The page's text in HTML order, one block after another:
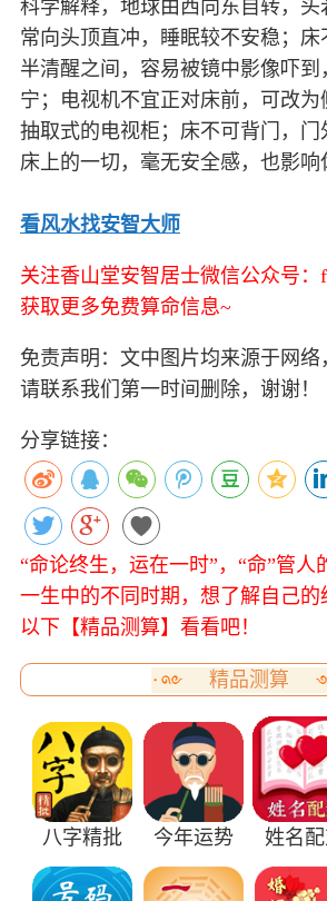
科学解释，地球由西向东自转，
常向头顶直冲，睡眠较不安稳；床
半清醒之间，容易被镜中影像吓到
宁；电视机不宜正对床前，可改
抽取式的电视柜；床不可背门，
床上的一切，毫无安全感，也影响
看风水找安智大师
关注香山堂安智居士微信公众号：
获取更多免费算命信息~
免责声明：文中图片均来源于网络
请联系我们第一时间删除，谢谢！
分享链接：
“命论终生，运在一时”，“命”管人
一生中的不同时期，想了解自己的
以下【精品测算】看看吧！
精品测算
八字精批 今年运势 姓名